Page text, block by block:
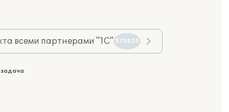
всеми партнерами "1С" 575825